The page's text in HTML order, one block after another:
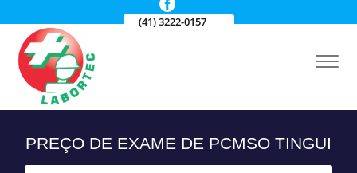
(41) 3222-0157
PREÇO DE EXAME DE PCMSO TINGUI